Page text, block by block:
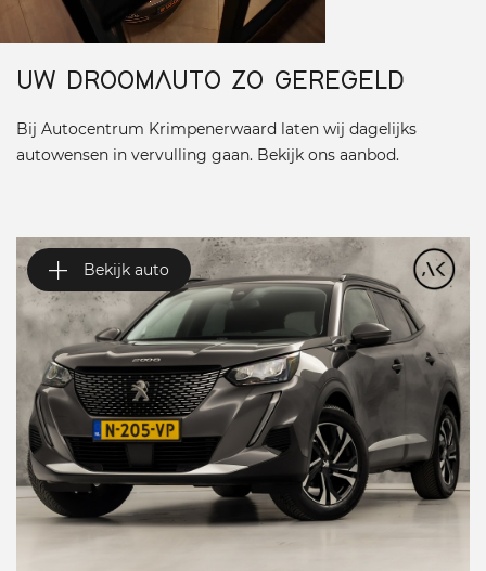
Contact
UW DROOMAUTO ZO GEREGELD
Bij Autocentrum Krimpenerwaard laten wij dagelijks
autowensen in vervulling gaan. Bekijk ons aanbod.
Bekijk auto